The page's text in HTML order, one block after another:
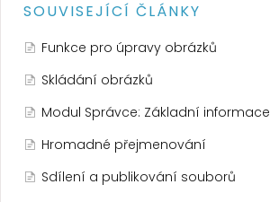
SOUVISEJÍCÍ ČLÁNKY
Funkce pro úpravy obrázků
Skládání obrázků
Modul Správce: Základní informace
Hromadné přejmenování
Sdílení a publikování souborů